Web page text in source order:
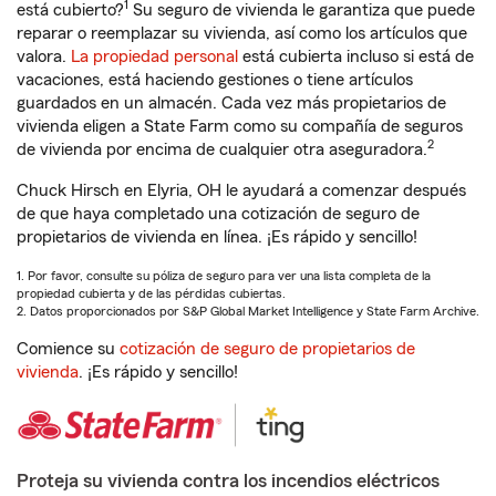
está cubierto?1 Su seguro de vivienda le garantiza que puede
reparar o reemplazar su vivienda, así como los artículos que
valora. La propiedad personal está cubierta incluso si está de
vacaciones, está haciendo gestiones o tiene artículos
guardados en un almacén. Cada vez más propietarios de
vivienda eligen a State Farm como su compañía de seguros
de vivienda por encima de cualquier otra aseguradora.2
Chuck Hirsch en Elyria, OH le ayudará a comenzar después
de que haya completado una cotización de seguro de
propietarios de vivienda en línea. ¡Es rápido y sencillo!
1. Por favor, consulte su póliza de seguro para ver una lista completa de la
propiedad cubierta y de las pérdidas cubiertas.
2. Datos proporcionados por S&P Global Market Intelligence y State Farm Archive.
Comience su cotización de seguro de propietarios de
vivienda. ¡Es rápido y sencillo!
Proteja su vivienda contra los incendios eléctricos